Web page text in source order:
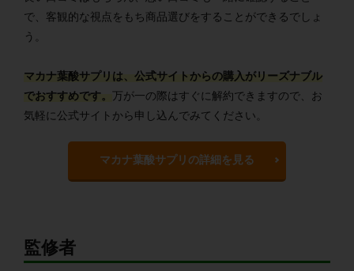
で、客観的な視点をもち商品選びをすることができるでしょ
う。
マカナ葉酸サプリは、公式サイトからの購入がリーズナブル
でおすすめです。 万が一の際はすぐに解約できますので、お
気軽に公式サイトから申し込んでみてください。
マカナ葉酸サプリの詳細を見る
監修者